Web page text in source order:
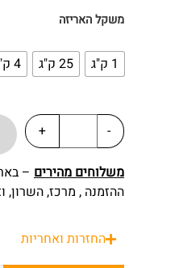
משקל האריזה
1 ק"ג 25 ק"ג 4 ק"ג
-
+
משלוחים מהירים
ההזמנה , מרכז, השרון, וצפון 48 שעות
החזרות ואחריות